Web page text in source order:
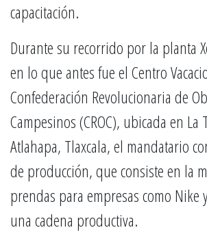
capacitación.
Durante su recorrido por la planta
en lo que antes fue el Centro
Confederación Revolucionaria de
Campesinos (CROC), ubicada en
Atlahapa, Tlaxcala, el mandatario
de producción, que consiste en la
prendas para empresas como Nike
una cadena productiva.